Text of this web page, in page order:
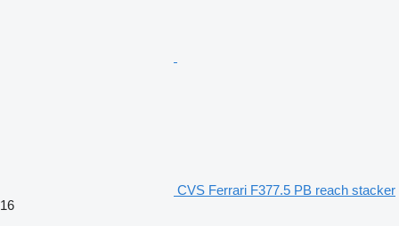
CVS Ferrari F377.5 PB reach stacker
16